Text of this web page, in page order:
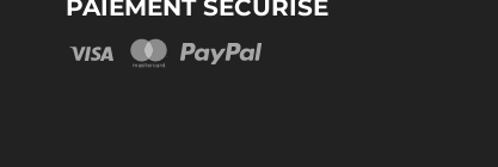
PAIEMENT SÉCURISÉ